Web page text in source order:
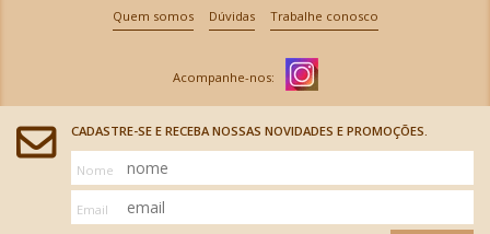
Quem somos Dúvidas Trabalhe conosco
CADASTRE-SE E RECEBA NOSSAS NOVIDADES E PROMOÇÕES.
Nome
Email